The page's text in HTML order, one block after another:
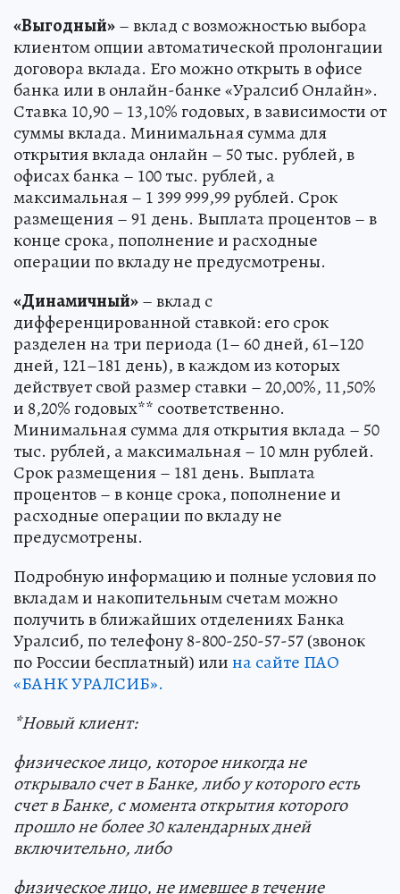
«Выгодный»– вклад с возможностью выбора
клиентом опции автоматической пролонгации
договора вклада. Его можно открыть в офисе
банка или в онлайн-банке «Уралсиб Онлайн».
Ставка 10,90 – 13,10% годовых, в зависимости от
суммы вклада. Минимальная сумма для
открытия вклада онлайн – 50 тыс. рублей, в
офисах банка – 100 тыс. рублей, а
максимальная – 1 399 999,99 рублей. Срок
размещения – 91 день. Выплата процентов – в
конце срока, пополнение и расходные
операции по вкладу не предусмотрены.
«Динамичный»– вклад с
дифференцированной ставкой: его срок
разделен на три периода (1– 60 дней, 61–120
дней, 121–181 день), в каждом из которых
действует свой размер ставки – 20,00%, 11,50%
и 8,20% годовых** соответственно.
Минимальная сумма для открытия вклада – 50
тыс. рублей, а максимальная – 10 млн рублей.
Срок размещения – 181 день. Выплата
процентов – в конце срока, пополнение и
расходные операции по вкладу не
предусмотрены.
Подробную информацию и полные условия по
вкладам и накопительным счетам можно
получить в ближайших отделениях Банка
Уралсиб, по телефону 8-800-250-57-57 (звонок
по России бесплатный) илина сайте ПАО
«БАНК УРАЛСИБ».
*Новый клиент:
физическое лицо, которое никогда не
открывало счет в Банке, либо у которого есть
счет в Банке, с момента открытия которого
прошло не более 30 календарных дней
включительно, либо
физическое лицо, не имевшее в течение